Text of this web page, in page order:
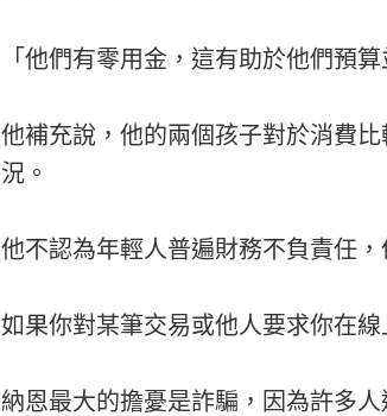
「他們有零用金，這有助於他們預
他補充說，他的兩個孩子對於消費
況。
他不認為年輕人普遍財務不負責任
如果你對某筆交易或他人要求你在
納恩最大的擔憂是詐騙，因為許多